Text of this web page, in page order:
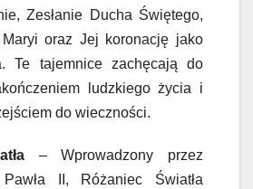
Zesłanie Ducha Świętego,
oraz Jej koronację jako
Te tajemnice zachęcają do
ludzkiego życia i
do wieczności.
– Wprowadzony przez
II, Różaniec Światła